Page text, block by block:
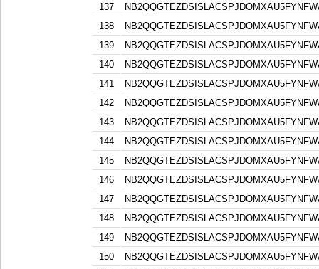
137
138
139
140
141
142
143
144
145
146
147
148
149
150